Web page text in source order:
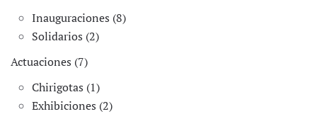
Inauguraciones (8)
Solidarios (2)
Actuaciones (7)
Chirigotas (1)
Exhibiciones (2)